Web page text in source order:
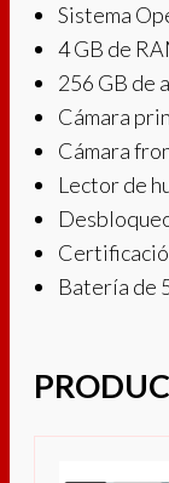
Sistema
4 GB de
256 GB de
Cámara
Cámara
Lector de
Batería de